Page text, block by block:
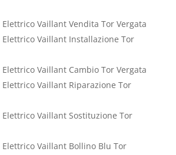
Elettrico Vaillant Vendita Tor Vergata
Elettrico Vaillant Installazione Tor
Elettrico Vaillant Cambio Tor Vergata
Elettrico Vaillant Riparazione Tor
Elettrico Vaillant Sostituzione Tor
Elettrico Vaillant Bollino Blu Tor